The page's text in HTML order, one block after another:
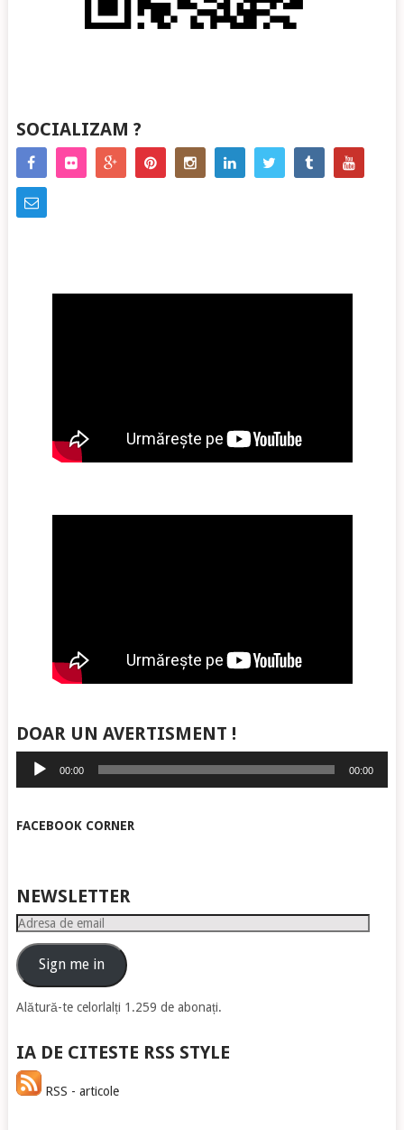
SOCIALIZAM ?
DOAR UN AVERTISMENT !
Player
audio
00:00 00:00
FACEBOOK CORNER
NEWSLETTER
Adresa
emailSign me in
Alătură-te celorlalți 1.259 de abonați.
IA DE CITESTE RSS STYLE
RSS - articole